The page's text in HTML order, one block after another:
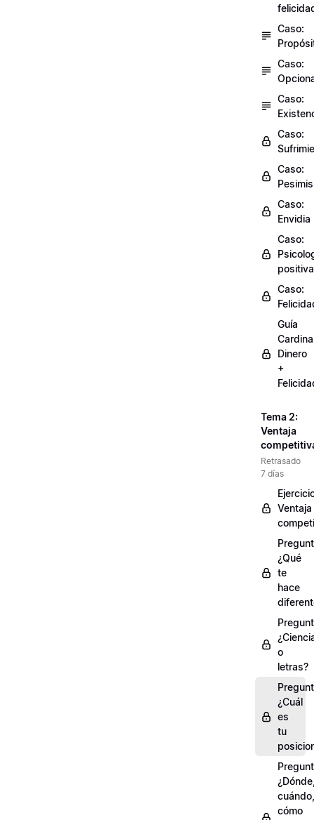
Caso:
Caso:
Caso:
Caso:
Caso:
Caso:
Envidia
Caso:
positiva
Caso:
Guía
Dinero
+
Tema 2:
Ventaja
Retrasado
7 días
Ventaja
¿Qué
te
hace
o
letras?
¿Cuál
es
tu
cuándo,
cómo